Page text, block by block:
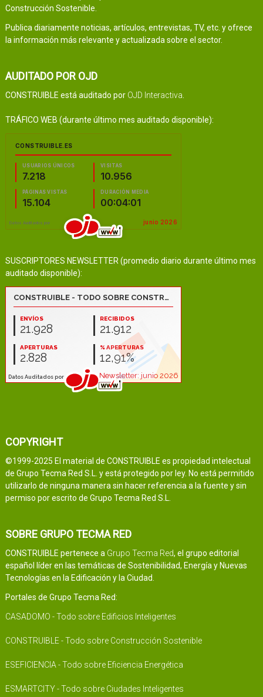
Construcción Sostenible.
Publica diariamente noticias, artículos, entrevistas, TV, etc. y ofrece
la información más relevante y actualizada sobre el sector.
AUDITADO POR OJD
CONSTRUIBLE está auditado por OJD Interactiva
TRÁFICO WEB (durante último mes auditado disponible):
SUSCRIPTORES NEWSLETTER (promedio diario durante último mes
auditado disponible):
COPYRIGHT
©1999-2025 El material de CONSTRUIBLE es propiedad intelectual
de Grupo Tecma Red S.L. y está protegido por ley. No está permitido
utilizarlo de ninguna manera sin hacer referencia a la fuente y sin
permiso por escrito de Grupo Tecma Red S.L.
SOBRE GRUPO TECMA RED
CONSTRUIBLE pertenece a Grupo Tecma Red, el grupo editorial
español líder en las temáticas de Sostenibilidad, Energía y Nuevas
Tecnologías en la Edificación y la Ciudad.
Portales de Grupo Tecma Red:
CASADOMO - Todo sobre Edificios Inteligentes
CONSTRUIBLE - Todo sobre Construcción Sostenible
ESEFICIENCIA - Todo sobre Eficiencia Energética
ESMARTCITY - Todo sobre Ciudades Inteligentes